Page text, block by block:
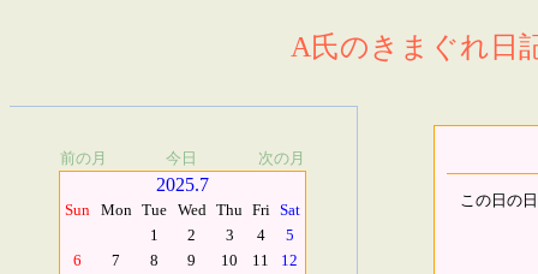
A氏のきまぐれ日
前の月 今日 次の月
2025.7
Sun Mon Tue Wed Thu Fri Sat
1
2 3 4
5
6
7 8 9 10 11
12
この日の